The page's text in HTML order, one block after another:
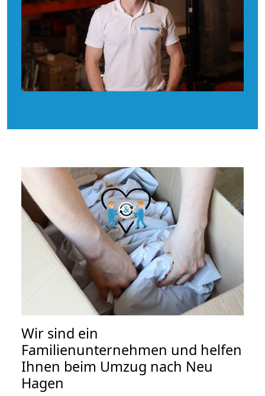
Wir sind ein
Familienunternehmen und helfen
Ihnen beim Umzug nach Neu
Hagen